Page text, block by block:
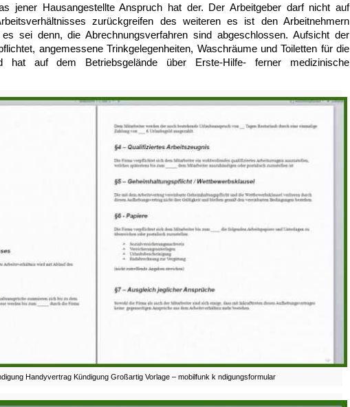
jener Hausangestellte Anspruch hat der. Der Arbeitgeber darf nicht auf
zurückgreifen des weiteren es ist den Arbeitnehmern
sei denn, die Abrechnungsverfahren sind abgeschlossen. Aufsicht der
angemessene Trinkgelegenheiten, Waschräume und Toiletten für die
hat auf dem Betriebsgelände über Erste-Hilfe- ferner medizinische
Handyvertrag Kündigung Großartig Vorlage – mobilfunk k ndigungsformular